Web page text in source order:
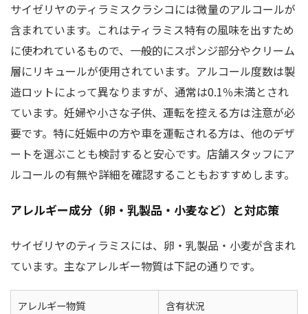
サイゼリヤのティラミスクラシコには微量のアルコールが
含まれています。これはティラミス特有の風味を出すため
に使われているもので、一般的にスポンジ部分やクリーム
層にリキュールが使用されています。アルコール度数は製
造ロットによって異なりますが、通常は0.1％未満とされ
ています。妊婦や小さな子供、運転を控える方は注意が必
要です。特に妊娠中の方や車を運転される方は、他のデザ
ートを選ぶことも検討すると安心です。店舗スタッフにア
ルコールの有無や詳細を確認することもおすすめします。
アレルギー成分（卵・乳製品・小麦など）と対応策
サイゼリヤのティラミスには、卵・乳製品・小麦が含まれ
ています。主なアレルギー物質は下記の通りです。
アレルギー物質 含有状況